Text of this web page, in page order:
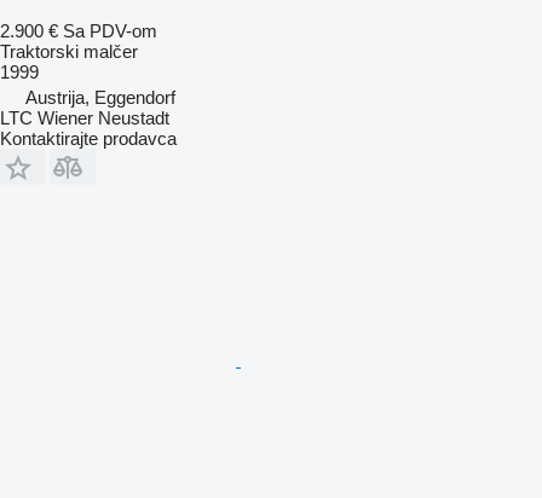
2.900 € Sa PDV-om
Traktorski malčer
1999
Austrija, Eggendorf
LTC Wiener Neustadt
Kontaktirajte prodavca